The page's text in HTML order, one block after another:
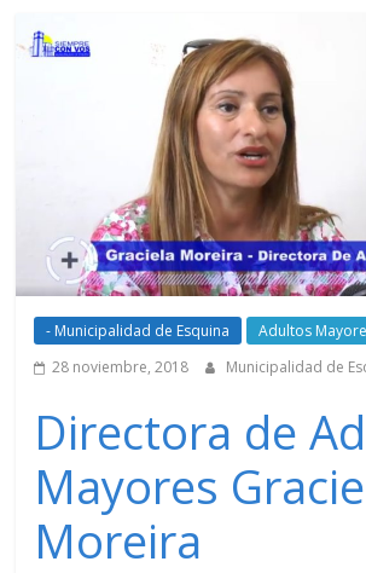
- Municipalidad de Esquina
Adultos
28 noviembre, 2018
Municipalidad de
Directora de
Mayores
Moreira